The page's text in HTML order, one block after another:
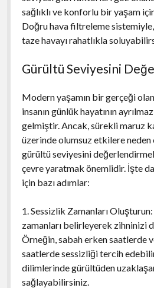
sağlıklı ve konforlu bir yaşam
Doğru hava filtreleme
taze havayı rahatlıkla
Gürültü Seviyesini
Modern yaşamın bir gerçeği
insanın günlük hayatının
gelmiştir. Ancak, sürekli maruz
üzerinde olumsuz etkilere neden
gürültü seviyesini
çevre yaratmak önemlidir. İşte
için bazı adımlar:
1. Sessizlik Zamanları
zamanları belirleyerek zihninizi
Örneğin, sabah erken saatlerde
saatlerde sessizliği tercih
dilimlerinde gürültüden
sağlayabilirsiniz.